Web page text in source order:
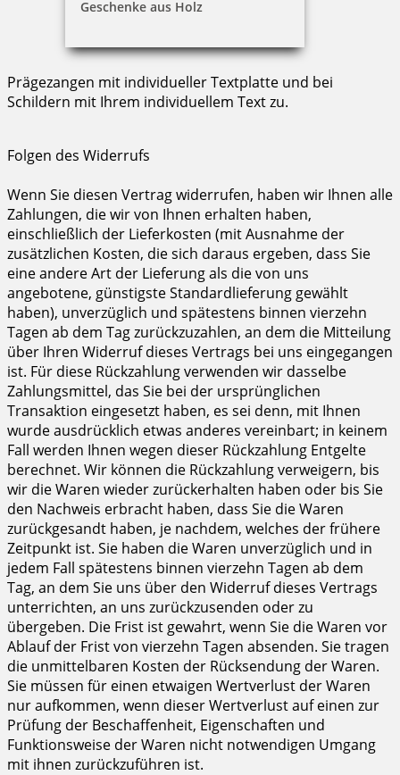
Geschenke aus Holz
Verbrauchers zugeschnitten sind. Dies trifft z.B. bei
kundenspezifisch angefertigten Stempeln und
Prägezangen mit individueller Textplatte und bei
Schildern mit Ihrem individuellem Text zu.
Folgen des Widerrufs
Wenn Sie diesen Vertrag widerrufen, haben wir Ihnen alle
Zahlungen, die wir von Ihnen erhalten haben,
einschließlich der Lieferkosten (mit Ausnahme der
zusätzlichen Kosten, die sich daraus ergeben, dass Sie
eine andere Art der Lieferung als die von uns
angebotene, günstigste Standardlieferung gewählt
haben), unverzüglich und spätestens binnen vierzehn
Tagen ab dem Tag zurückzuzahlen, an dem die Mitteilung
über Ihren Widerruf dieses Vertrags bei uns eingegangen
ist. Für diese Rückzahlung verwenden wir dasselbe
Zahlungsmittel, das Sie bei der ursprünglichen
Transaktion eingesetzt haben, es sei denn, mit Ihnen
wurde ausdrücklich etwas anderes vereinbart; in keinem
Fall werden Ihnen wegen dieser Rückzahlung Entgelte
berechnet. Wir können die Rückzahlung verweigern, bis
wir die Waren wieder zurückerhalten haben oder bis Sie
den Nachweis erbracht haben, dass Sie die Waren
zurückgesandt haben, je nachdem, welches der frühere
Zeitpunkt ist. Sie haben die Waren unverzüglich und in
jedem Fall spätestens binnen vierzehn Tagen ab dem
Tag, an dem Sie uns über den Widerruf dieses Vertrags
unterrichten, an uns zurückzusenden oder zu
übergeben. Die Frist ist gewahrt, wenn Sie die Waren vor
Ablauf der Frist von vierzehn Tagen absenden. Sie tragen
die unmittelbaren Kosten der Rücksendung der Waren.
Sie müssen für einen etwaigen Wertverlust der Waren
nur aufkommen, wenn dieser Wertverlust auf einen zur
Prüfung der Beschaffenheit, Eigenschaften und
Funktionsweise der Waren nicht notwendigen Umgang
mit ihnen zurückzuführen ist.